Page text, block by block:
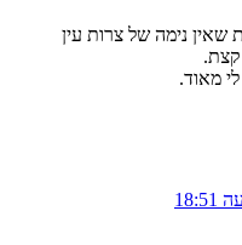
שאין נימה של צרות עין
מאוד.